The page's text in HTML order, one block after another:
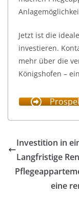
Jetzt ist die
investieren.
mehr über die
Königshofen –
Investition in
Langfristige
eine